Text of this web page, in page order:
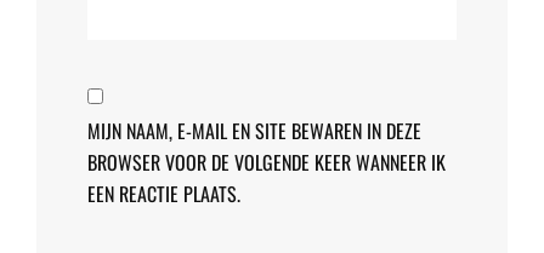
MIJN NAAM, E-MAIL EN SITE BEWAREN IN DEZE
BROWSER VOOR DE VOLGENDE KEER WANNEER IK
EEN REACTIE PLAATS.